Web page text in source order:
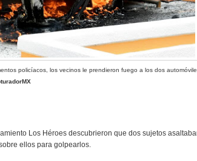
policíacos, los vecinos le prendieron fuego a los dos
Los Héroes descubrieron que dos sujetos
ellos para golpearlos.